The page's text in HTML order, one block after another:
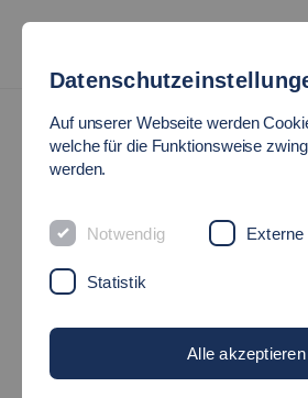
PRESSESERVICE
Auf unserer Webseite werden
welche für die Funktionsweise
werden.
Notwendig Externe
Statistik
Alle akzeptieren